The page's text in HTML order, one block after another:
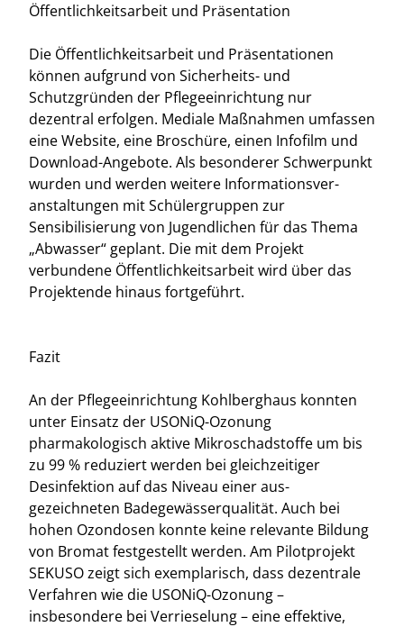
Öffentlichkeitsarbeit und Präsentation
Die Öffentlichkeitsarbeit und Präsentationen
können aufgrund von Sicherheits- und
Schutzgründen der Pflegeeinrichtung nur
dezentral erfolgen. Mediale Maßnahmen umfassen
eine Website, eine Broschüre, einen Infofilm und
Download-Angebote. Als besonderer Schwerpunkt
wurden und werden weitere Informationsver-
anstaltungen mit Schülergruppen zur
Sensibilisierung von Jugendlichen für das Thema
„Abwasser“ geplant. Die mit dem Projekt
verbundene Öffentlichkeitsarbeit wird über das
Projektende hinaus fortgeführt.
Fazit
An der Pflegeeinrichtung Kohlberghaus konnten
unter Einsatz der USONiQ-Ozonung
pharmakologisch aktive Mikroschadstoffe um bis
zu 99 % reduziert werden bei gleichzeitiger
Desinfektion auf das Niveau einer aus-
gezeichneten Badegewässerqualität. Auch bei
hohen Ozondosen konnte keine relevante Bildung
von Bromat festgestellt werden. Am Pilotprojekt
SEKUSO zeigt sich exemplarisch, dass dezentrale
Verfahren wie die USONiQ-Ozonung –
insbesondere bei Verrieselung – eine effektive,